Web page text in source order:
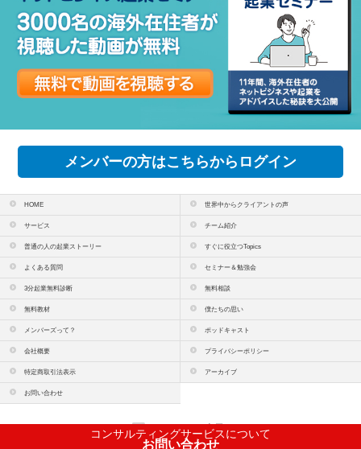
コンサルティングサービスについて
お問い合わせ
メンバーの方はこちらからログイン
HOME 世界中からクライアントの声
サービス チーム紹介
普通の人の起業ストーリー すぐに役立つTopics
よくある質問 セミナー＆勉強会
3分起業無料診断 無料相談
無料教材 僕たちの思い
メンバーズって？ ポッドキャスト
会社概要 プライバシーポリシー
特定商取引法表示 アーカイブ
お問い合わせ
PCサイトを表示